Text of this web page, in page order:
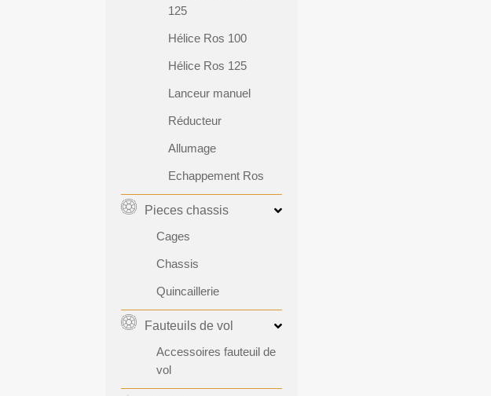
125
Hélice Ros 100
Hélice Ros 125
Lanceur manuel
Réducteur
Allumage
Echappement Ros
Pieces chassis
Cages
Chassis
Quincaillerie
Fauteuils de vol
Accessoires fauteuil de
vol